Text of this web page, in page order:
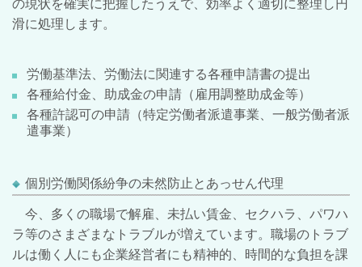
の現状を確実に把握したうえで、効率よく適切に整理し円
滑に処理します。
労働基準法、労働法に関連する各種申請書の提出
各種給付金、助成金の申請（雇用調整助成金等）
各種許認可の申請（特定労働者派遣事業、一般労働者派
遣事業）
個別労働関係紛争の未然防止とあっせん代理
今、多くの職場で解雇、未払い賃金、セクハラ、パワハ
ラ等のさまざまなトラブルが増えています。職場のトラブ
ルは働く人にも企業経営者にも精神的、時間的な負担を課